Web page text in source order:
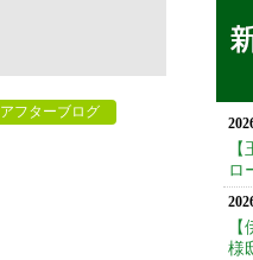
アフターブログ
ロ
様